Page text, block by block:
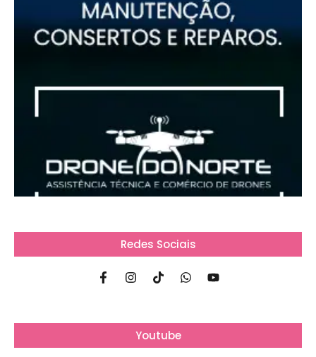
Redes Sociais
Youtube